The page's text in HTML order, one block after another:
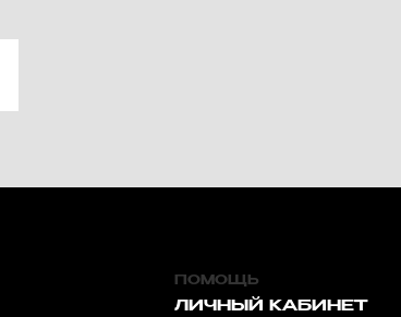
ПОМОЩЬ
ЛИЧНЫЙ КАБИНЕТ